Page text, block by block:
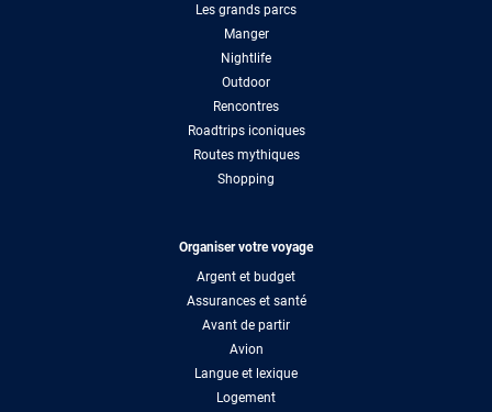
Les grands parcs
Manger
Nightlife
Outdoor
Rencontres
Roadtrips iconiques
Routes mythiques
Shopping
Organiser votre voyage
Argent et budget
Assurances et santé
Avant de partir
Avion
Langue et lexique
Logement